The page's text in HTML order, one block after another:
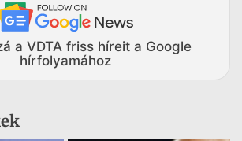
a VDTA friss híreit a Google
hírfolyamához